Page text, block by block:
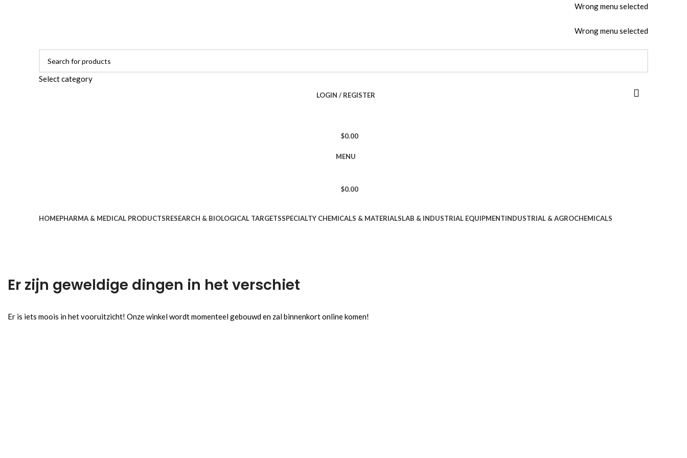
Wrong menu selected
Wrong menu selected
Select category
LOGIN / REGISTER
$0.00
MENU
$0.00
HOMEPHARMA & MEDICAL PRODUCTSRESEARCH & BIOLOGICAL TARGETSSPECIALTY CHEMICALS & MATERIALSLAB & INDUSTRIAL EQUIPMENTINDUSTRIAL & AGROCHEMICALS
Er zijn geweldige dingen in het verschiet
Er is iets moois in het vooruitzicht! Onze winkel wordt momenteel gebouwd en zal binnenkort online komen!